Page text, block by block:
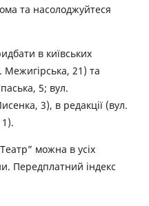
та насолоджуйтеся
в київських
Межигірська, 21) та
5; вул.
3), в редакції (вул.
можна в усіх
Передплатний індекс